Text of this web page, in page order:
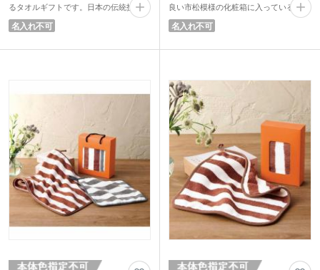
るタオルギフトです。日本の伝統技法
「あぜ織り」を採用したタオルは、凹凸
のあるやさしい風合いとふんわり柔らか
らではの安心感に加え、今治ブランドな
や記念品、周年祝い、ご挨拶品など幅広
いギフトシーンで喜ばれる実用的な贈り
物です。
名入れ不可
良い市松模様の化粧箱に入っているため
記念品や販促品、企業ノベルティはもち
ろんギフトにも最適。
デザインで、実用性の高い贈り物として
方に満足感をお届けします。
名入れ不可